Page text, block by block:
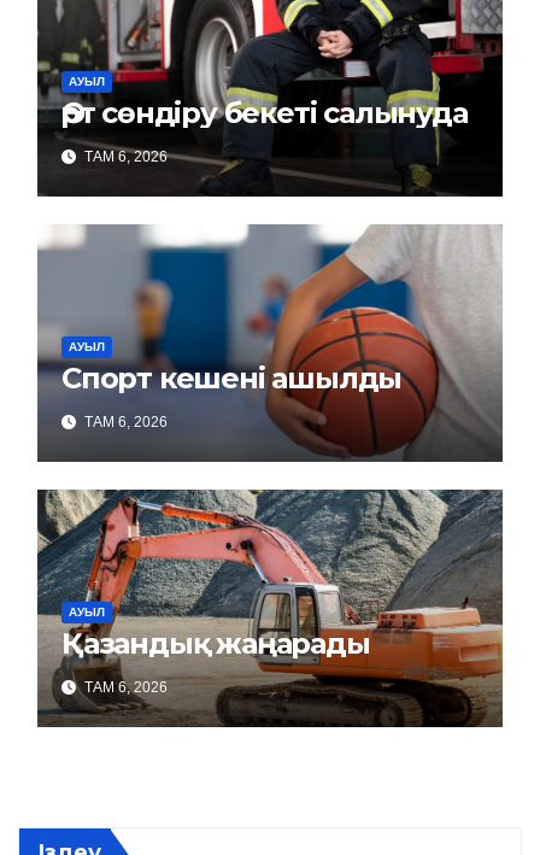
АУЫЛ
Өрт сөндіру бекеті салынуда
ТАМ 6, 2026
АУЫЛ
Спорт кешені ашылды
ТАМ 6, 2026
АУЫЛ
Қазандық жаңарады
ТАМ 6, 2026